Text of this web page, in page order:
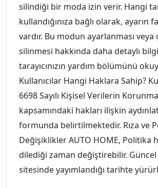
silindiği bir moda izin verir. Hangi
kullandığınıza bağlı olarak, ayarın
vardır. Bu modun ayarlanması
silinmesi hakkında daha detaylı
tarayıcınızın yardım bölümünü
Kullanıcılar Hangi Haklara Sahip?
6698 Sayılı Kişisel Verilerin
kapsamındaki hakları ilişkin
formunda belirtilmektedir. Rıza ve
Değişiklikler AUTO HOME, Politika
dilediği zaman değiştirebilir.
sitesinde yayımlandığı tarihte